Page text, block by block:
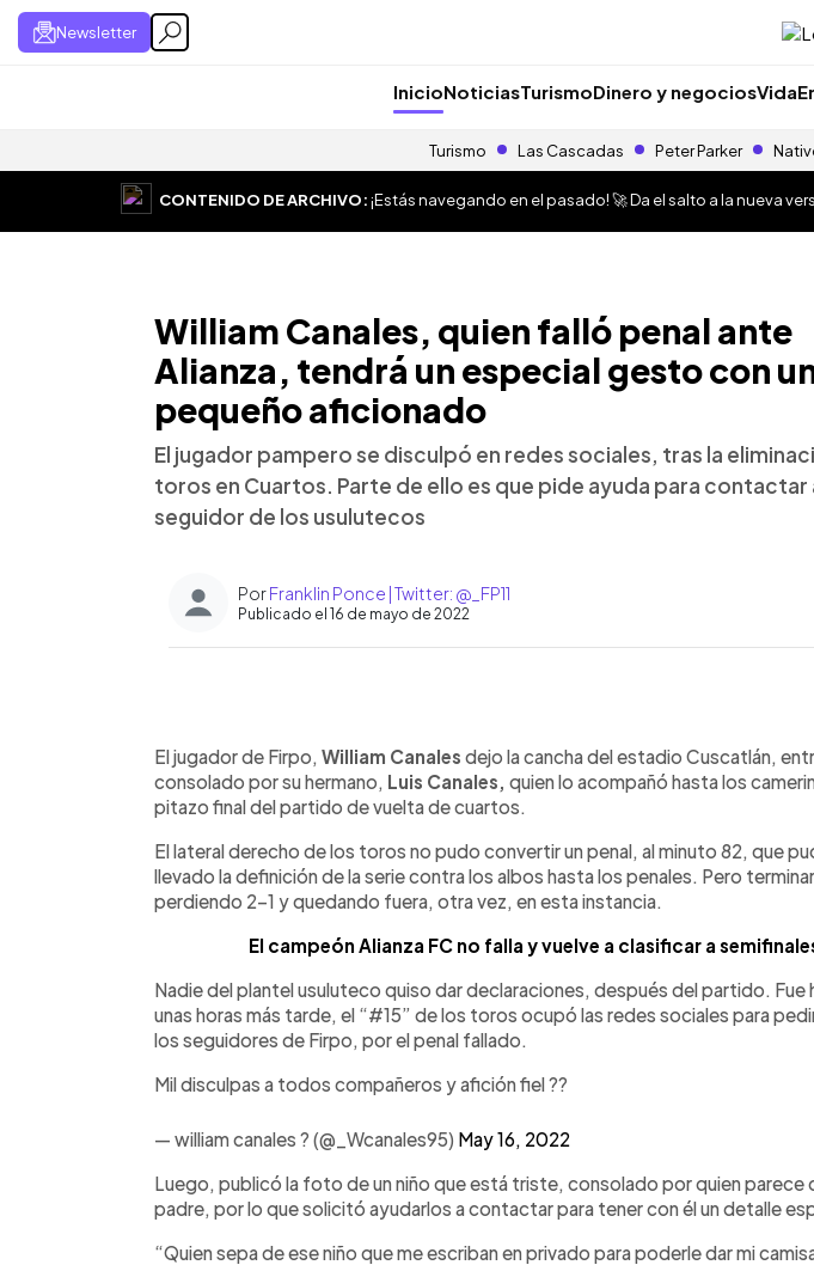
Newsletter
InicioNoticiasTurismoDinero y negociosVida
Turismo Las Cascadas Peter Parker
CONTENIDO DE ARCHIVO:¡Estás navegando en el pasado! 🚀 Da el salto a la nueva
William Canales, quien falló penal ante
Alianza, tendrá un especial gesto con
pequeño aficionado
El jugador pampero se disculpó en redes sociales, tras la
toros en Cuartos. Parte de ello es que pide ayuda para contactar
seguidor de los usulutecos
PorFranklin Ponce | Twitter: @_FP11
Publicado el 16 de mayo de 2022
Escuchar artículo
El jugador de Firpo, William Canales dejo la cancha del estadio Cuscatlán,
consolado por su hermano, Luis Canales, quien lo acompañó hasta los
pitazo final del partido de vuelta de cuartos.
El lateral derecho de los toros no pudo convertir un penal, al minuto 82, que
llevado la definición de la serie contra los albos hasta los penales. Pero
perdiendo 2-1 y quedando fuera, otra vez, en esta instancia.
El campeón Alianza FC no falla y vuelve a clasificar a
Nadie del plantel usuluteco quiso dar declaraciones, después del partido. Fue
unas horas más tarde, el “#15” de los toros ocupó las redes sociales para
los seguidores de Firpo, por el penal fallado.
Mil disculpas a todos compañeros y afición fiel ??
— william canales ? (@_Wcanales95) May 16, 2022
Luego, publicó la foto de un niño que está triste, consolado por quien parece
padre, por lo que solicitó ayudarlos a contactar para tener con él un detalle
“Quien sepa de ese niño que me escriban en privado para poderle dar mi